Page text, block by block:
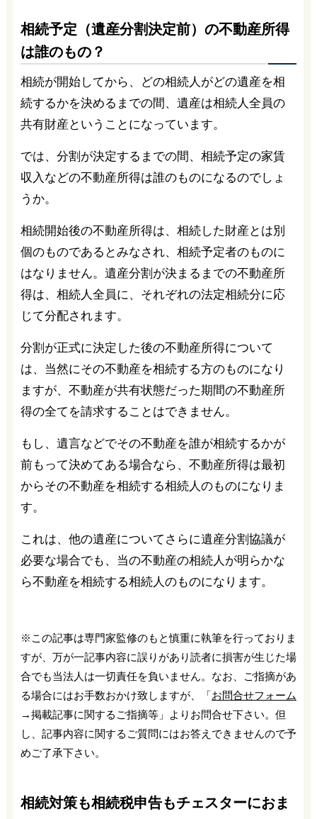
相続予定（遺産分割決定前）の不動産所得
は誰のもの？
相続が開始してから、どの相続人がどの遺産を相
続するかを決めるまでの間、遺産は相続人全員の
共有財産ということになっています。
では、分割が決定するまでの間、相続予定の家賃
収入などの不動産所得は誰のものになるのでしょ
うか。
相続開始後の不動産所得は、相続した財産とは別
個のものであるとみなされ、相続予定者のものに
はなりません。遺産分割が決まるまでの不動産所
得は、相続人全員に、それぞれの法定相続分に応
じて分配されます。
分割が正式に決定した後の不動産所得について
は、当然にその不動産を相続する方のものになり
ますが、不動産が共有状態だった期間の不動産所
得の全てを請求することはできません。
もし、遺言などでその不動産を誰が相続するかが
前もって決めてある場合なら、不動産所得は最初
からその不動産を相続する相続人のものになりま
す。
これは、他の遺産についてさらに遺産分割協議が
必要な場合でも、当の不動産の相続人が明らかな
ら不動産を相続する相続人のものになります。
※この記事は専門家監修のもと慎重に執筆を行っておりま
すが、万が一記事内容に誤りがあり読者に損害が生じた場
合でも当法人は一切責任を負いません。なお、ご指摘があ
る場合にはお手数おかけ致しますが、「お問合せフォーム
→掲載記事に関するご指摘等」よりお問合せ下さい。但
し、記事内容に関するご質問にはお答えできませんので予
めご了承下さい。
相続対策も相続税申告もチェスターにおま